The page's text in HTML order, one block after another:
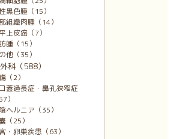
黒色腫（15）
組織肉腫（14）
上皮癌（7）
腫（15）
他（35）
科（588）
（2）
蓋過長症・鼻孔狭窄症
）
ヘルニア（35）
（25）
・卵巣疾患（63）